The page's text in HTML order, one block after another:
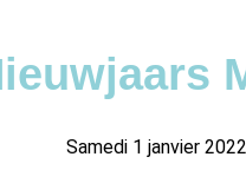
Samedi 1 janvier 2022